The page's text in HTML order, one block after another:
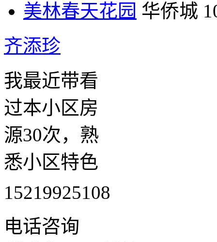
美林春天花园 华侨城
齐添珍
我最近带看
过本小区房
源30次，熟
悉小区特色
15219925108
电话咨询